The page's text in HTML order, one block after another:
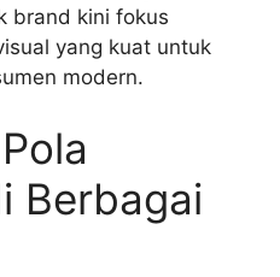
brand kini fokus
yang kuat untuk
modern.
Berbagai